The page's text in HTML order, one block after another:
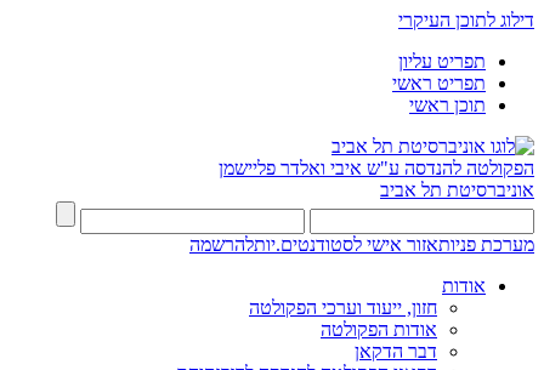
דילוג לתוכן העיקרי
תפריט עליון
תפריט ראשי
תוכן ראשי
הפקולטה להנדסה ע"ש איבי ואלדר פליישמן
אוניברסיטת תל אביב
מערכת פניותאזור אישי לסטודנטים.יותלהרשמה
אודות
חזון, ייעוד וערכי הפקולטה
אודות הפקולטה
דבר הדקאן